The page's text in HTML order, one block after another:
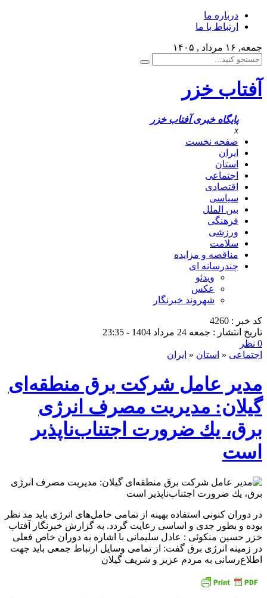
درباره ما
ارتباط با ما
جمعه, ۱۶ مرداد , ۱۴۰۵
آفتاب خزر
پایگاه خبری آفتاب خزر
x
صفحه نخست
ایران
استان
اجتماعی
اقتصادی
سیاسی
بین الملل
فرهنگی
ورزشی
سلامت
مناقصه و مزایده
چندرسانه ای
ویدئو
عکس
شهروند خبرنگار
کد خبر : 4260
تاریخ انتشار : جمعه 24 مرداد 1404 - 23:35
0 نظر
اجتماعی « استان « ایران
مدیر عامل شرکت برق منطقه‌ای
گیلان: مدیریت مصرف انرژی
برق، یك ضرورت اجتناب‌ناپذیر
است
در دوران کنونی استفاده بهینه از تمامی حامل‌های انرژی باید مد نظر
بوده و بطور جدی و اساسی رعایت گردد. به گزارش خبرنگار آفتاب
خزر حسین منکوئی : عادل سلیمانی با اشاره به دوران خاص فعلی
در زمینه انرژی برق گفت: از تمامی وسایل ارتباط جمعی باید جهت
اطلاع‌رسانی به مردم عزیز و شریف گیلان